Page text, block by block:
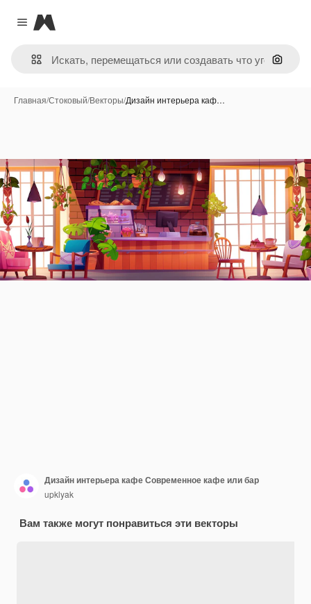
Close menu
Magnific
Поиск
Главная/Стоковый/Векторы/Дизайн интерьера каф…
Дизайн интерьера кафе Современное кафе или бар
upklyak
Вам также могут понравиться эти векторы